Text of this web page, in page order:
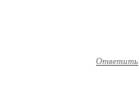
Ответить